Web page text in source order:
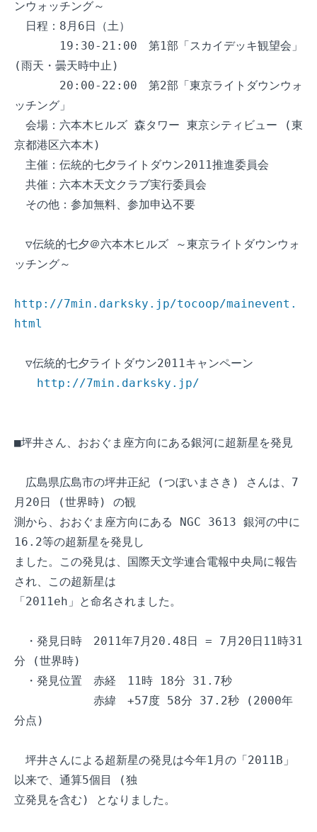
ンウォッチング～
日程：8月6日（土）
19:30-21:00　第1部「スカイデッキ観望会」
(雨天・曇天時中止)
20:00-22:00　第2部「東京ライトダウンウォ
ッチング」
会場：六本木ヒルズ 森タワー 東京シティビュー (東
京都港区六本木)
主催：伝統的七夕ライトダウン2011推進委員会
共催：六本木天文クラブ実行委員会
その他：参加無料、参加申込不要
▽伝統的七夕＠六本木ヒルズ ～東京ライトダウンウォ
ッチング～
http://7min.darksky.jp/tocoop/mainevent.
html
▽伝統的七夕ライトダウン2011キャンペーン
http://7min.darksky.jp/
■坪井さん、おおぐま座方向にある銀河に超新星を発見
広島県広島市の坪井正紀 (つぼいまさき) さんは、7
月20日 (世界時) の観
測から、おおぐま座方向にある NGC 3613 銀河の中に
16.2等の超新星を発見し
ました。この発見は、国際天文学連合電報中央局に報告
され、この超新星は
「2011eh」と命名されました。
・発見日時　2011年7月20.48日 = 7月20日11時31
分 (世界時)
・発見位置　赤経　11時 18分 31.7秒
赤緯　+57度 58分 37.2秒 (2000年
分点)
坪井さんによる超新星の発見は今年1月の「2011B」
以来で、通算5個目 (独
立発見を含む) となりました。